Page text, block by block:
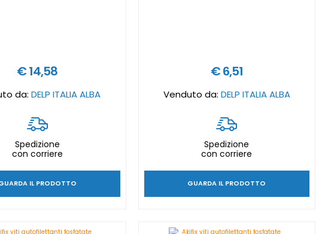
€ 14,58
da:DELP ITALIA ALBA
Spedizione
con corriere
IL PRODOTTO
€ 6,51
Venduto da: DELP ITALIA ALBA
Spedizione
con corriere
GUARDA IL PRODOTTO